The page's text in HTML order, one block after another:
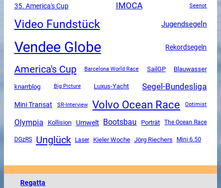
35. America's Cup IMOCA Seenot
Video Fundstück Jugendsegeln
Vendee Globe Rekordsegeln
America's Cup Barcelona World Race SailGP Blauwasser
knarrblog Big Picture Luxus-Yacht Segel-Bundesliga
Mini Transat SR-Interview Volvo Ocean Race Optimist
Olympia Kollision Umwelt Bootsbau Porträt The Ocean Race
DGzRS Unglück Laser Kieler Woche Jörg Riechers Mini 6.50
Regatta